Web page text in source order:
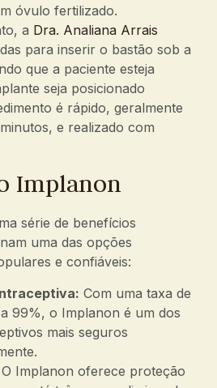
óvulo fertilizado.
a Dra. Analiana Arrais
para inserir o bastão sob a
que a paciente esteja
seja posicionado
é rápido, geralmente
e realizado com
Implanon
série de benefícios
uma das opções
e confiáveis:
Com uma taxa de
99%, o Implanon é um dos
mais seguros
O Implanon oferece proteção